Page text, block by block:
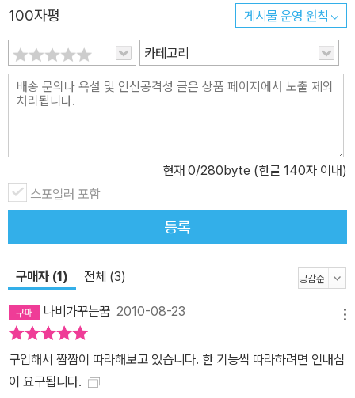
의 소리를 통해 나만의 작품을 완성해 보세요. 완성한 예제를 응용할
수 있는 ‘이렇게 활용해 보세요’ 코너를 통해 실생활에 작품을 접목해
볼 수도 있습니다. 과연 나는 포토샵의 달인일까? 실력을 점검해 보
세요! 어느 정도 자신감이 붙었다면 《포토샵 CS4 무작정 따라하기》
의 ‘실력점검’과 ‘멀리뛰기’ 코너를 통해 실력을 확인해 보세요. 특히
해서 학습할 수 있습니다. 포토샵의 달인이 되는 길, 《포토샵 CS4 무
작정 따라하기》가 도와드립니다. 가장 쉽지만, 가장 빠르게 실력을 키
워주는 《포토샵 CS4 무작정 따라하기》지금 당장 시작하세요!
100자평 게시물 운영 원칙
카테고리
현재 0/280byte (한글 140자 이내)
스포일러 포함
등록
구매자 (1) 전체 (3)
나비가꾸는꿈 2010-08-23
구입해서 짬짬이 따라해보고 있습니다. 한 기능씩 따라하려면 인내심
이 요구됩니다.